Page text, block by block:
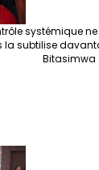
systémique
la subtilise
Bitasimwa